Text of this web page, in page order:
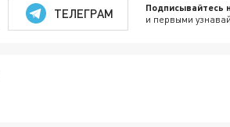
ТЕЛЕГРАМ Подписывайтесь
и первыми